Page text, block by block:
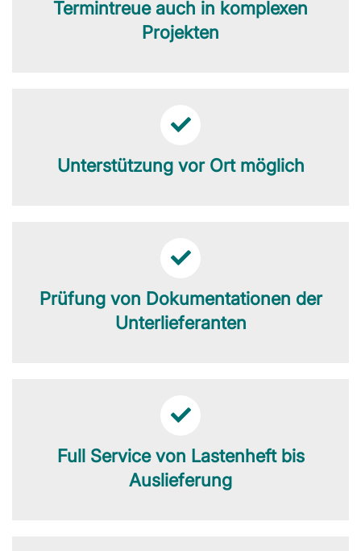
Termintreue auch in komplexen
Projekten
Unterstützung vor Ort möglich
Prüfung von Dokumentationen der
Unterlieferanten
Full Service von Lastenheft bis
Auslieferung